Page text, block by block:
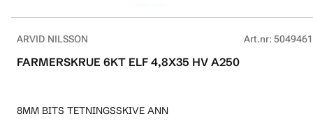
ARVID NILSSON Art.nr:
FARMERSKRUE 6KT ELF 4,8X35 HV A250
8MM BITS TETNINGSSKIVE ANN